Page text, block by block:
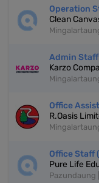
Operation
Clean
Admin Staff
Karzo
Office
R.Oasis
Office Staff
Pure Life
Pazundaung